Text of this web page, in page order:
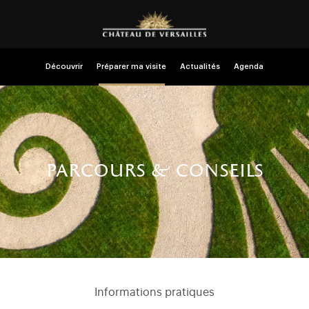
Découvrir Préparer ma visite Actualités Agenda
parcours & conseils
Informations pratiques